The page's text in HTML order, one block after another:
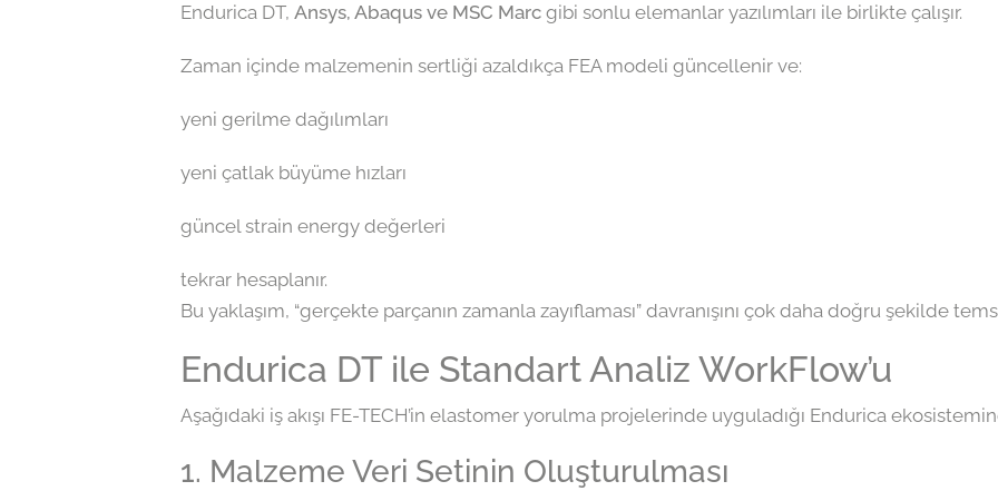
Endurica DT, Ansys, Abaqus ve MSC Marc gibi sonlu elemanlar yazılımları ile birlikte çalışır.
Zaman içinde malzemenin sertliği azaldıkça FEA modeli güncellenir ve:
yeni gerilme dağılımları
yeni çatlak büyüme hızları
güncel strain energy değerleri
tekrar hesaplanır.
Bu yaklaşım, “gerçekte parçanın zamanla zayıflaması” davranışını çok daha doğru şekilde
Endurica DT ile Standart Analiz WorkFlow’u
Aşağıdaki iş akışı FE-TECH’in elastomer yorulma projelerinde uyguladığı Endurica
1. Malzeme Veri Setinin Oluşturulması